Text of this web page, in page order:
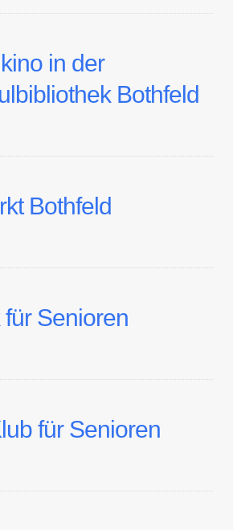
in der
Bothfeld
Bothfeld
Senioren
für Senioren